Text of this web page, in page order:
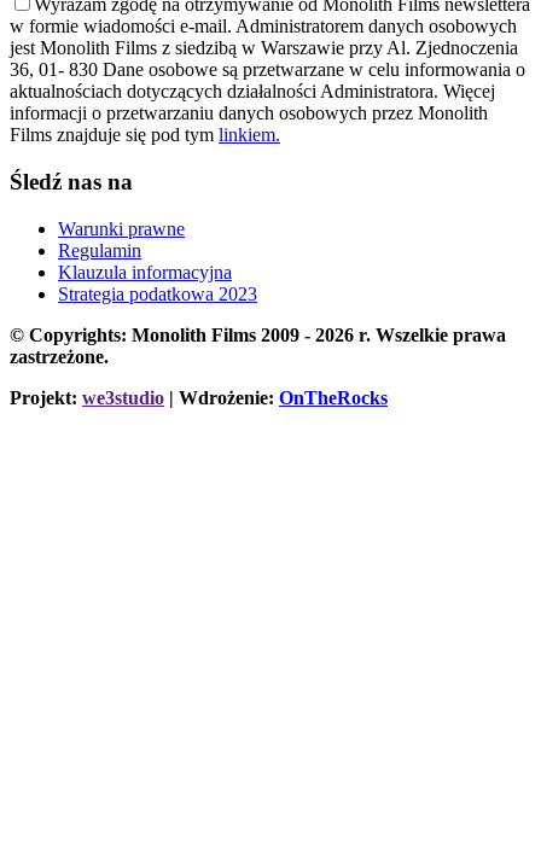
Wyrażam zgodę na otrzymywanie od Monolith Films newslettera
w formie wiadomości e-mail. Administratorem danych osobowych
jest Monolith Films z siedzibą w Warszawie przy Al. Zjednoczenia
36, 01- 830 Dane osobowe są przetwarzane w celu informowania o
aktualnościach dotyczących działalności Administratora. Więcej
informacji o przetwarzaniu danych osobowych przez Monolith
Films znajduje się pod tym linkiem.
Śledź nas na
Warunki prawne
Regulamin
Klauzula informacyjna
Strategia podatkowa 2023
© Copyrights: Monolith Films 2009 - 2026 r. Wszelkie prawa
zastrzeżone.
Projekt: we3studio | Wdrożenie: OnTheRocks